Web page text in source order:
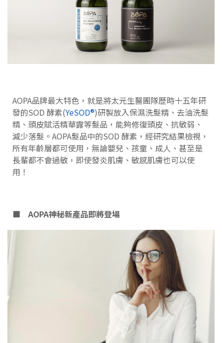
AOPA品牌最大特色，就是將太元生醫團隊歷時十五年研
發的SOD 酵素(YeSOD®)研製放入保濕洗髮精、去油洗髮
精、頭皮賦活精華露等髮品，能夠修復頭皮、抗敏弱、
減少落髮。AOPA髮品中的SOD 酵素，經研究結果檢視，
所有年齡層都可使用，無論嬰兒、孩童、成人、甚至是
長輩都不會過敏，即使發炎肌膚、敏感肌膚也可以使
用！
■AOPA神秘新產品即將登場